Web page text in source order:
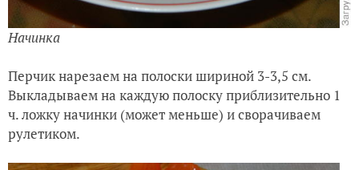
Начинка
Перчик нарезаем на полоски шириной 3-3,5 см.
Выкладываем на каждую полоску приблизительно 1
ч. ложку начинки (может меньше) и сворачиваем
рулетиком.